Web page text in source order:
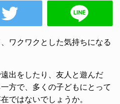
ワクワクとした気持ちになる
出をしたり、友人と遊んだ
方で、多くの子どもにとって
ではないでしょうか。